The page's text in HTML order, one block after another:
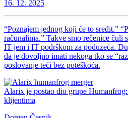
16. 12. 2025
“Poznajem jednog koji će to sredit.”
računalima.” Takve smo rečenice čuli
IT-jem i IT podrškom za poduzeća.
da je dovoljno imati nekoga tko se
poslovanje teći bez poteškoća.
Alarix je postao dio grupe
klijentima